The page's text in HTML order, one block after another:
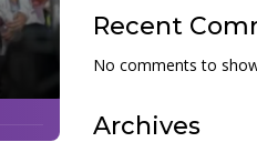
Recent
No comments to
Archives